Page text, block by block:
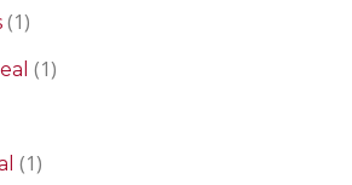
(1)
(1)
(1)